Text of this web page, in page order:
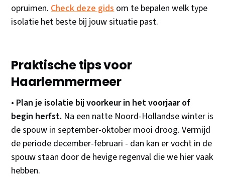
opruimen.Check deze gidsom te bepalen welk type
isolatie het beste bij jouw situatie past.
Praktische tips voor
Haarlemmermeer
• Plan je isolatie bij voorkeur in het voorjaar of
begin herfst. Na een natte Noord-Hollandse winter is
de spouw in september-oktober mooi droog. Vermijd
de periode december-februari - dan kan er vocht in de
spouw staan door de hevige regenval die we hier vaak
hebben.